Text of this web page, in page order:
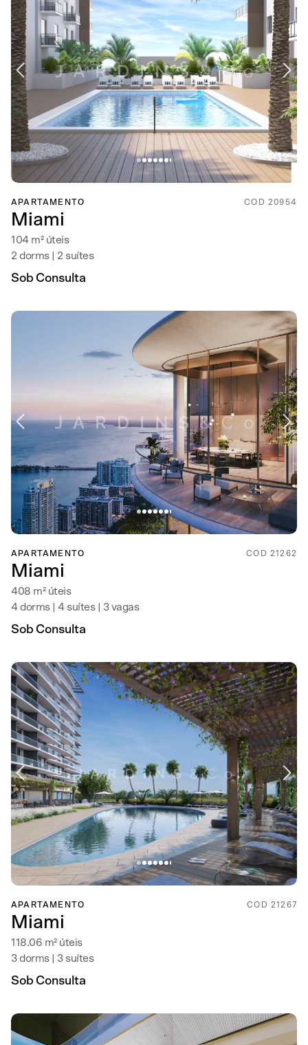
APARTAMENTO COD 20954
Miami
104 m² úteis
2 dorms | 2 suítes
Sob Consulta
APARTAMENTO COD 21262
Miami
408 m² úteis
4 dorms | 4 suítes | 3 vagas
Sob Consulta
APARTAMENTO COD 21267
Miami
118.06 m² úteis
3 dorms | 3 suítes
Sob Consulta